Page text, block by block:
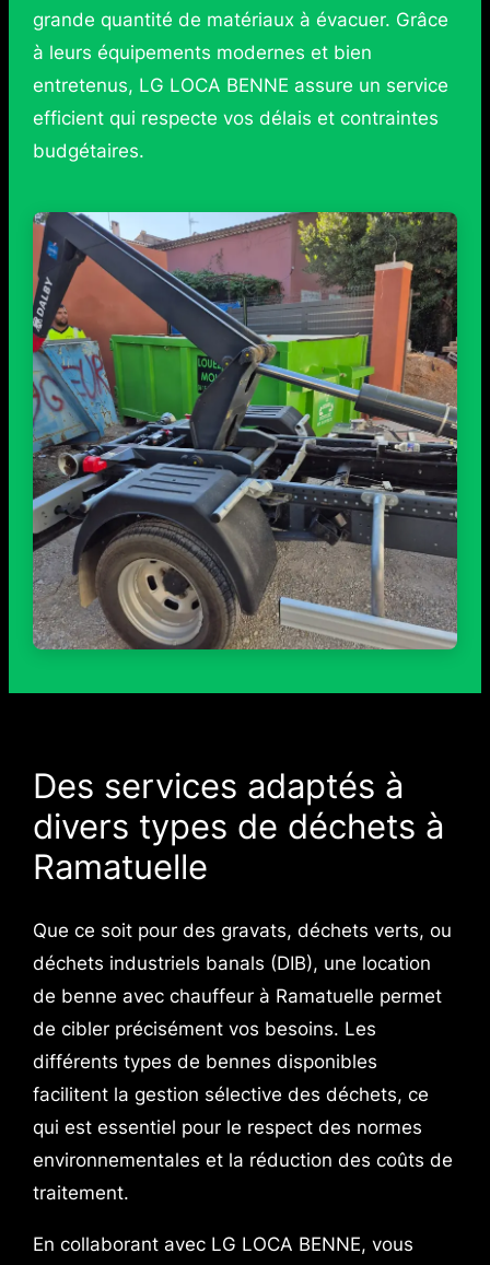
grande quantité de matériaux à évacuer. Grâce
à leurs équipements modernes et bien
entretenus, LG LOCA BENNE assure un service
efficient qui respecte vos délais et contraintes
budgétaires.
Des services adaptés à
divers types de déchets à
Ramatuelle
Que ce soit pour des gravats, déchets verts, ou
déchets industriels banals (DIB), une location
de benne avec chauffeur à Ramatuelle permet
de cibler précisément vos besoins. Les
différents types de bennes disponibles
facilitent la gestion sélective des déchets, ce
qui est essentiel pour le respect des normes
environnementales et la réduction des coûts de
traitement.
En collaborant avec LG LOCA BENNE, vous